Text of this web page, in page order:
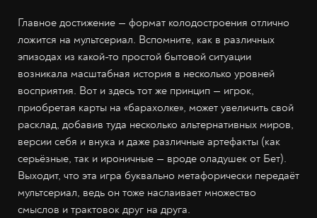
Главное достижение — формат колодостроения отлично
ложится на мультсериал. Вспомните, как в различных
эпизодах из какой-то простой бытовой ситуации
возникала масштабная история в несколько уровней
восприятия. Вот и здесь тот же принцип — игрок,
приобретая карты на «барахолке», может увеличить свой
расклад, добавив туда несколько альтернативных миров,
версии себя и внука и даже различные артефакты (как
серьёзные, так и ироничные — вроде оладушек от Бет).
Выходит, что эта игра буквально метафорически передаёт
мультсериал, ведь он тоже наслаивает множество
смыслов и трактовок друг на друга.